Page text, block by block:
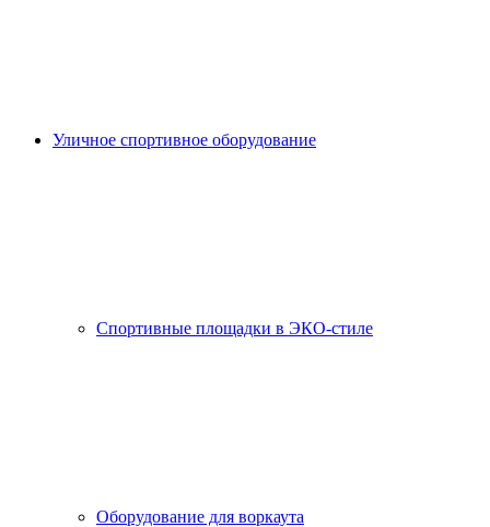
Уличное спортивное оборудование
Спортивные площадки в ЭКО-стиле
Оборудование для воркаута